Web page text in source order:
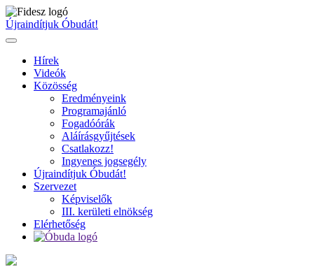
Ugrás
a
tartalomhoz
Újraindítjuk Óbudát!
Hírek
Videók
Közösség
Eredményeink
Programajánló
Fogadóórák
Aláírásgyűjtések
Csatlakozz!
Ingyenes jogsegély
Újraindítjuk Óbudát!
Szervezet
Képviselők
III. kerületi elnökség
Elérhetőség